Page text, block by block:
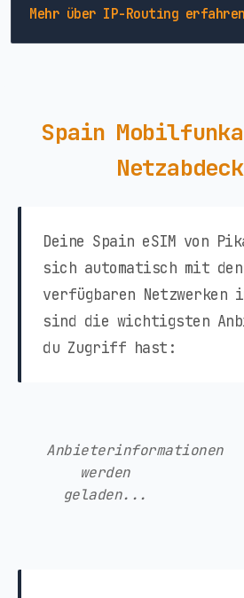
Mehr über IP-Routing
Spain
Deine Spain eSIM von
sich automatisch mit
verfügbaren Netzwerken
sind die wichtigsten
du Zugriff hast:
Anbieterinformationen
werden
geladen...